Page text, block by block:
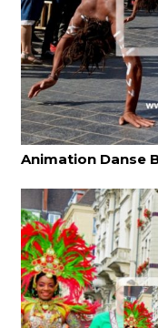
Animation Danse